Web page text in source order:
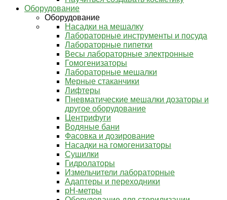
Оборудование
Оборудование
Насадки на мешалку
Лабораторные инструменты и посуда
Лабораторные пипетки
Весы лабораторные электронные
Гомогенизаторы
Лабораторные мешалки
Мерные стаканчики
Лифтеры
Пневматические мешалки дозаторы и
другое оборудование
Центрифуги
Водяные бани
Фасовка и дозирование
Насадки на гомогенизаторы
Сушилки
Гидролаторы
Измельчители лабораторные
Адаптеры и переходники
pH-метры